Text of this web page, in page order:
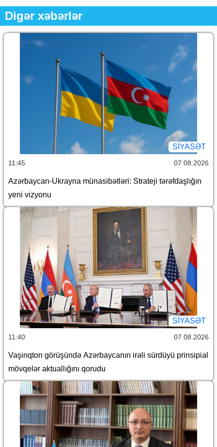
Digər xəbərlər
SİYASƏT
11:45 07.08.2026
Azərbaycan-Ukrayna münasibətləri: Strateji tərəfdaşlığın
yeni vizyonu
SİYASƏT
11:40 07.08.2026
Vaşinqton görüşündə Azərbaycanın irəli sürdüyü prinsipial
mövqelər aktuallığını qorudu